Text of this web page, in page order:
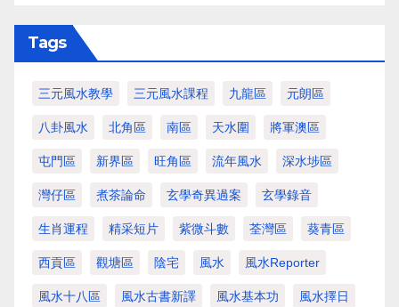
Tags
三元風水教學 三元風水課程 九龍區 元朗區
八卦風水 北角區 南區 天水圍 將軍澳區
屯門區 新界區 旺角區 流年風水 深水埗區
灣仔區 煮茶論命 玄學奇異過案 玄學錄音
生肖運程 精采短片 紫微斗數 荃灣區 葵青區
西貢區 觀塘區 陰宅 風水 風水Reporter
風水十八區 風水古書新譯 風水基本功 風水擇日